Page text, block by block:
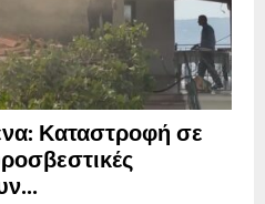
Καταστροφή σε